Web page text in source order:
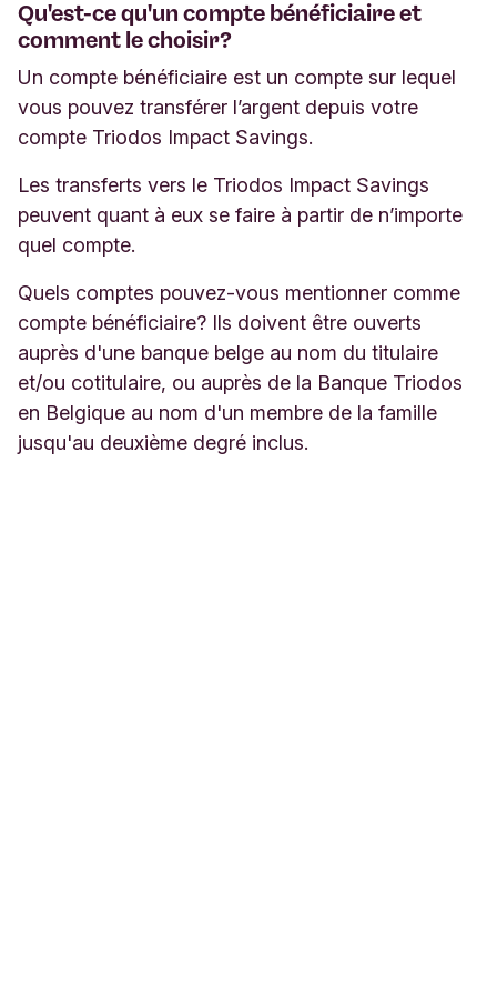
Qu'est-ce qu'un compte bénéficiaire et
comment le choisir?
Un compte bénéficiaire est un compte sur lequel
vous pouvez transférer l’argent depuis votre
compte Triodos Impact Savings.
Les transferts vers le Triodos Impact Savings
peuvent quant à eux se faire à partir de n’importe
quel compte.
Quels comptes pouvez-vous mentionner comme
compte bénéficiaire? Ils doivent être ouverts
auprès d'une banque belge au nom du titulaire
et/ou cotitulaire, ou auprès de la Banque Triodos
en Belgique au nom d'un membre de la famille
jusqu'au deuxième degré inclus.